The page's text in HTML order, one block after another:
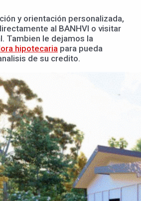
y orientación personalizada,
al BANHVI o visitar
Tambien le dejamos la
hipotecaria para pueda
de su credito.